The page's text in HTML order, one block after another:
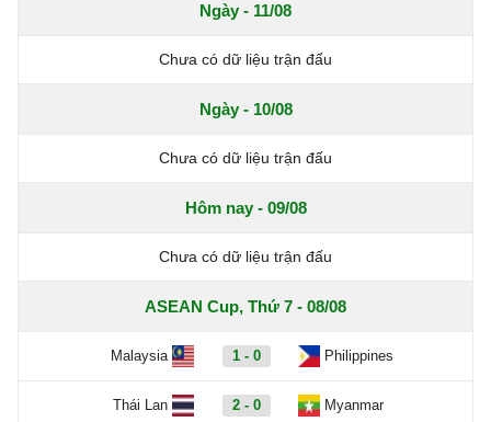
Ngày - 11/08
Chưa có dữ liệu trận đấu
Ngày - 10/08
Chưa có dữ liệu trận đấu
Hôm nay - 09/08
Chưa có dữ liệu trận đấu
ASEAN Cup, Thứ 7 - 08/08
Malaysia 1 - 0 Philippines
Thái Lan 2 - 0 Myanmar